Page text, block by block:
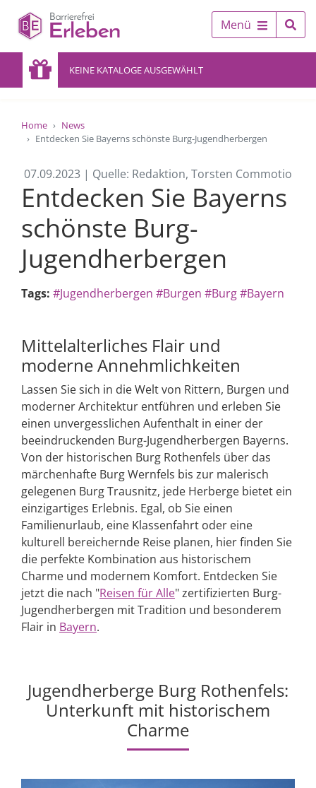
Menü
KEINE KATALOGE AUSGEWÄHLT
Home
News
Entdecken Sie Bayerns schönste Burg-Jugendherbergen
07.09.2023 | Quelle: Redaktion, Torsten Commotio
Entdecken Sie Bayerns
schönste Burg-
Jugendherbergen
Tags: #Jugendherbergen #Burgen #Burg#Bayern
Mittelalterliches Flair und
moderne Annehmlichkeiten
Lassen Sie sich in die Welt von Rittern, Burgen und
moderner Architektur entführen und erleben Sie
einen unvergesslichen Aufenthalt in einer der
beeindruckenden Burg-Jugendherbergen Bayerns.
Von der historischen Burg Rothenfels über das
märchenhafte Burg Wernfels bis zur malerisch
gelegenen Burg Trausnitz, jede Herberge bietet ein
einzigartiges Erlebnis. Egal, ob Sie einen
Familienurlaub, eine Klassenfahrt oder eine
kulturell bereichernde Reise planen, hier finden Sie
die perfekte Kombination aus historischem
Charme und modernem Komfort. Entdecken Sie
jetzt die nach "Reisen für Alle" zertifizierten Burg-
Jugendherbergen mit Tradition und besonderem
Flair in Bayern.
Jugendherberge Burg Rothenfels:
Unterkunft mit historischem
Charme